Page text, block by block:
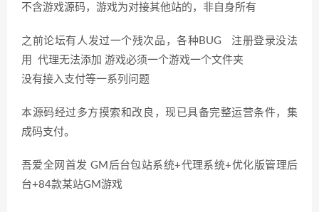
不含游戏源码，游戏为对接其他站的，非自身所有
之前论坛有人发过一个残次品，各种BUG 注册登录没法
用 代理无法添加 游戏必须一个游戏一个文件夹
没有接入支付等一系列问题
本源码经过多方摸索和改良，现已具备完整运营条件，集
成码支付。
吾爱全网首发 GM后台包站系统+代理系统+优化版管理后
台+84款某站GM游戏